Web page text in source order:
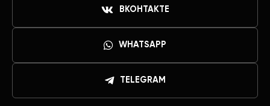
ВКОНТАКТЕ
WHATSAPP
TELEGRAM